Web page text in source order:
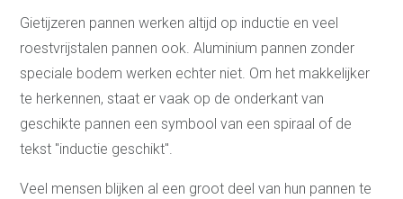
Gietijzeren pannen werken altijd op inductie en veel
roestvrijstalen pannen ook. Aluminium pannen zonder
speciale bodem werken echter niet. Om het makkelijker
te herkennen, staat er vaak op de onderkant van
geschikte pannen een symbool van een spiraal of de
tekst "inductie geschikt".
Veel mensen blijken al een groot deel van hun pannen te